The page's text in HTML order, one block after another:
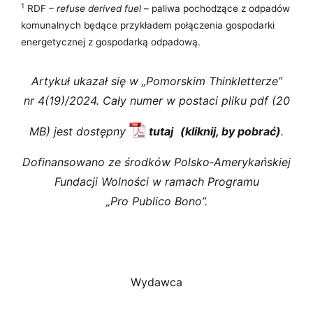
1 RDF – refuse derived fuel – paliwa pochodzące z odpadów
komunalnych będące przykładem połączenia gospodarki
energetycznej z gospodarką odpadową.
Artykuł ukazał się w „Pomorskim Thinkletterze”
nr 4(19)/2024. Cały numer w postaci pliku pdf (20
MB) jest dostępny tutaj .
Dofinansowano ze środków Polsko‑Amerykańskiej
Fundacji Wolności w ramach Programu
„Pro Publico Bono”.
Wydawca